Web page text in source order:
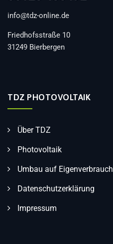
info@tdz-online.de
Friedhofsstraße 10
31249 Bierbergen
TDZ PHOTOVOLTAIK
Über TDZ
Photovoltaik
Umbau auf Eigenverbrauch
Datenschutzerklärung
Impressum